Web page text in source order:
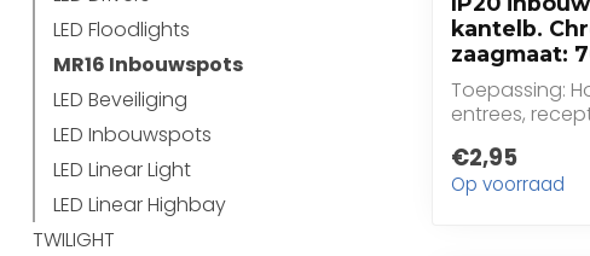
LED Floodlights
MR16 Inbouwspots
LED Beveiliging
LED Inbouwspots
LED Linear Light
LED Linear Highbay
TWILIGHT
kantelb.
zaagmaat:
Toepassing:
entrees,
€2,95
Op voorraad